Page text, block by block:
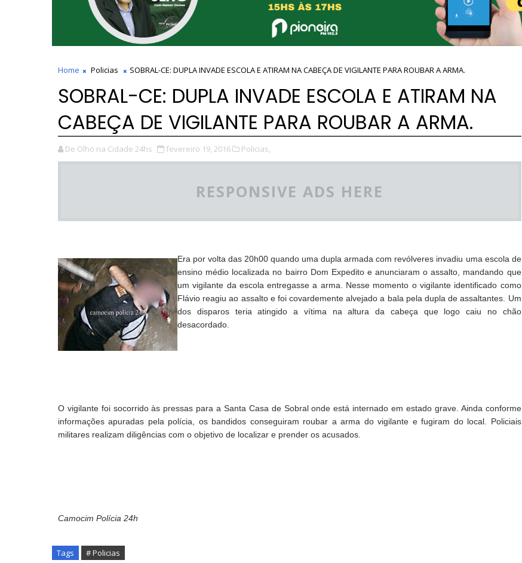
Home Policias SOBRAL-CE: DUPLA INVADE ESCOLA E ATIRAM NA CABEÇA DE VIGILANTE PARA ROUBAR A ARMA.
SOBRAL-CE: DUPLA INVADE ESCOLA E ATIRAM NA
CABEÇA DE VIGILANTE PARA ROUBAR A ARMA.
De Olho na Cidade 24hs fevereiro 19, 2016 Policias,
RESPONSIVE ADS HERE
Era por volta das 20h00 quando uma dupla armada com revólveres invadiu uma escola de
ensino médio localizada no bairro Dom Expedito e anunciaram o assalto, mandando que
um vigilante da escola entregasse a arma. Nesse momento o vigilante identificado como
Flávio reagiu ao assalto e foi covardemente alvejado a bala pela dupla de assaltantes. Um
dos disparos teria atingido a vítima na altura da cabeça que logo caiu no chão
desacordado.
O vigilante foi socorrido às pressas para a Santa Casa de Sobral onde está internado em estado grave. Ainda conforme
informações apuradas pela polícia, os bandidos conseguiram roubar a arma do vigilante e fugiram do local. Policiais
militares realizam diligências com o objetivo de localizar e prender os acusados.
Camocim Polícia 24h
Tags # Policias